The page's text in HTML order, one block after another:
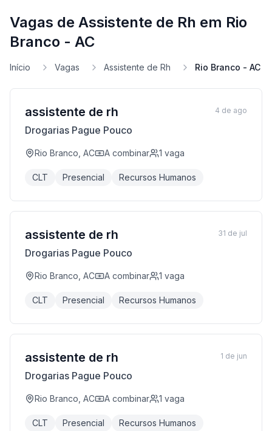
Vagas de Assistente de Rh em Rio
Branco - AC
Início Vagas Assistente de Rh Rio Branco - AC
assistente de rh
Drogarias Pague Pouco
Rio Branco, AC A combinar 1 vaga
CLT Presencial Recursos Humanos
4 de ago
assistente de rh
Drogarias Pague Pouco
Rio Branco, AC A combinar 1 vaga
CLT Presencial Recursos Humanos
31 de jul
assistente de rh
Drogarias Pague Pouco
Rio Branco, AC A combinar 1 vaga
CLT Presencial Recursos Humanos
1 de jun